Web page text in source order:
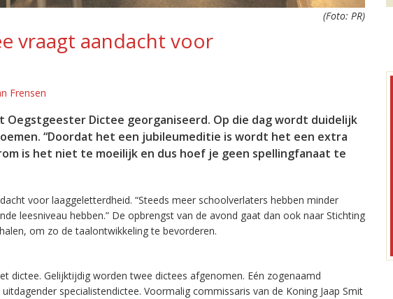
(Foto: PR)
vraagt aandacht voor
Frensen
Dictee georganiseerd. Op die dag wordt duidelijk
“Doordat het een jubileumeditie is wordt het een extra
is het niet te moeilijk en dus hoef je geen spellingfanaat te
voor laaggeletterdheid. “Steeds meer schoolverlaters hebben minder
leesniveau hebben.” De opbrengst van de avond gaat dan ook naar Stichting
om zo de taalontwikkeling te bevorderen.
dictee. Gelijktijdig worden twee dictees afgenomen. Eén zogenaamd
specialistendictee. Voormalig commissaris van de Koning Jaap Smit